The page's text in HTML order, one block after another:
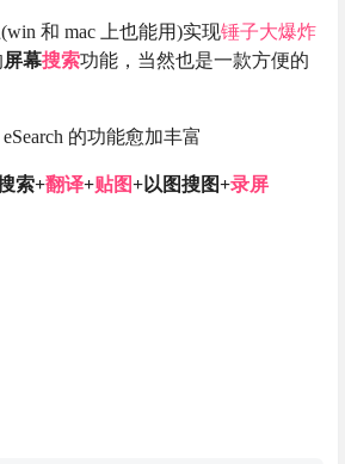
和 mac 上也能用)实现锤子大爆炸
屏幕搜索功能，当然也是一款方便的
的功能愈加丰富
索+翻译+贴图+以图搜图+录屏